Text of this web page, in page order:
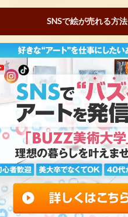
SNSで絵が売れる方法